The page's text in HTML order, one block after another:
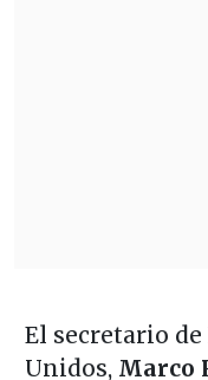
El secretario de
Unidos, Marco